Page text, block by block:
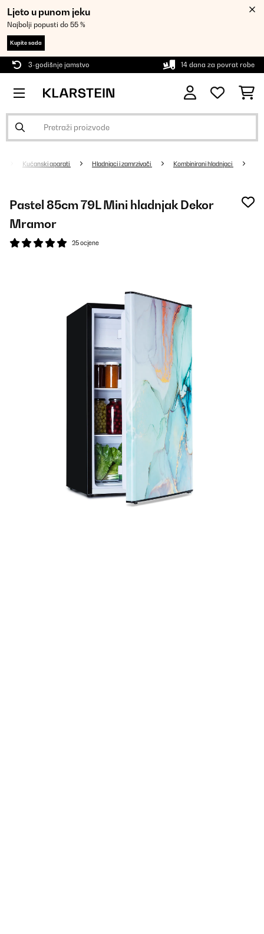
Ljeto u punom jeku
Najbolji popusti do 55 %
Kupite sada
3-godišnje jamstvo 14 dana za povrat robe
Kućanski aparati Hladnjaci i zamrzivači Kombinirani hladnjaci
Pastel 85cm 79L Mini hladnjak Dekor
Mramor
25 ocjene